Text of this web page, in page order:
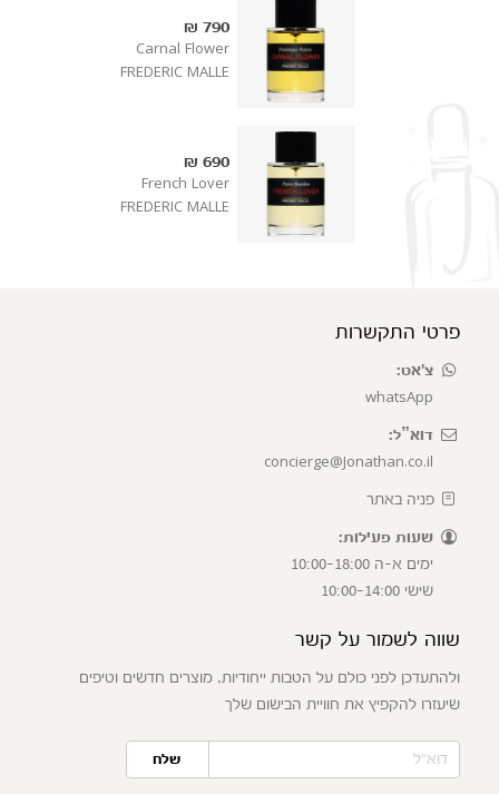
790 ₪
Carnal Flower
FREDERIC MALLE
690 ₪
French Lover
FREDERIC MALLE
פרטי התקשרות
צ'אט:
whatsApp
דוא”ל:
concierge@Jonathan.co.il
פניה באתר
שעות פעילות:
ימים א-ה 10:00-18:00
שישי 10:00-14:00
שווה לשמור על קשר
ולהתעדכן לפני כולם על הטבות ייחודיות, מוצרים חדשים וטיפים
שיעזרו להקפיץ את חוויית הבישום שלך
שלח